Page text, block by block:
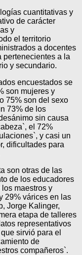
cuantitativas y
de carácter
y
el territorio
a docentes
pertenecientes a la
y secundario.
encuestados se
son mujeres y
75% son del sexo
73% de los
sin causa
el 72%
y casi un
dificultades para
son otras de las
de los educadores
maestros y
29% várices en las
Jorge Kalinger,
etapa de talleres
representativos
sirvió para el
de
compañeros`.